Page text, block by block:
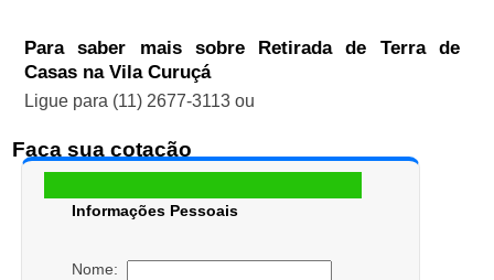
Para saber mais sobre Retirada de Terra de
Casas na Vila Curuçá
Ligue para (11) 2677-3113ou
Faça sua cotação
Informações Pessoais
Nome: